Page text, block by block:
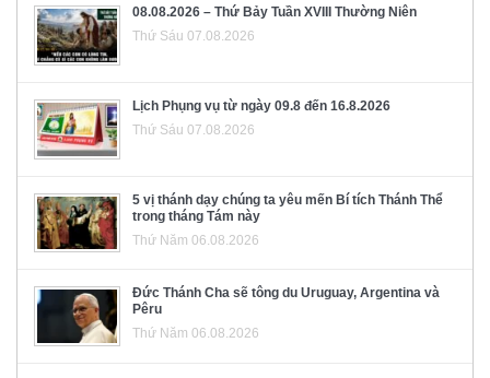
08.08.2026 – Thứ Bảy Tuần XVIII Thường Niên
Thứ Sáu 07.08.2026
Lịch Phụng vụ từ ngày 09.8 đến 16.8.2026
Thứ Sáu 07.08.2026
5 vị thánh dạy chúng ta yêu mến Bí tích Thánh Thể
trong tháng Tám này
Thứ Năm 06.08.2026
Đức Thánh Cha sẽ tông du Uruguay, Argentina và
Pêru
Thứ Năm 06.08.2026